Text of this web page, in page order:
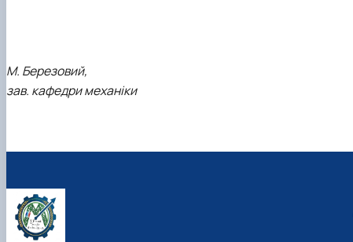
М. Березовий,
зав. кафедри механіки